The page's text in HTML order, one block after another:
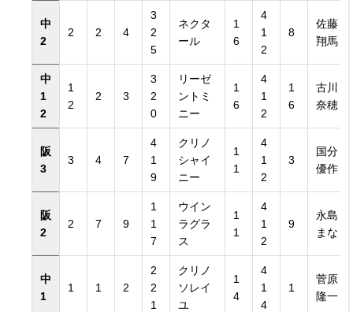
中
2
2 2 4
3
2
5
ネクタ
ール
1
6
4
1
2
8
佐藤
翔馬
中
1
2
1
2
2 3
3
2
0
リーゼ
ントミ
ニー
1
6
4
1
2
1
6
古川
奈穂
阪
3
3 4 7
4
1
9
クリノ
シャイ
ニー
1
1
4
1
2
3
国分
優作
阪
2
2 7 9
1
1
7
ウイン
ラグラ
ス
1
1
4
1
2
9
永島
まな
中
1
1 1 2
2
2
1
クリノ
ソレイ
ユ
1
4
4
1
4
1
菅原
隆一